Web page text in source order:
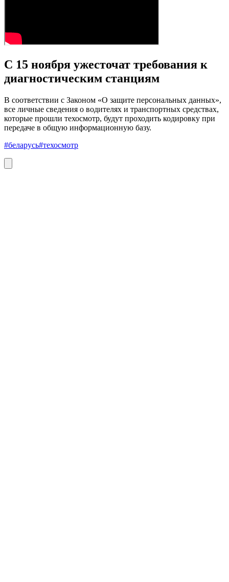
С 15 ноября ужесточат требования к
диагностическим станциям
В соответствии с Законом «О защите персональных данных»,
все личные сведения о водителях и транспортных средствах,
которые прошли техосмотр, будут проходить кодировку при
передаче в общую информационную базу.
#беларусь#техосмотр